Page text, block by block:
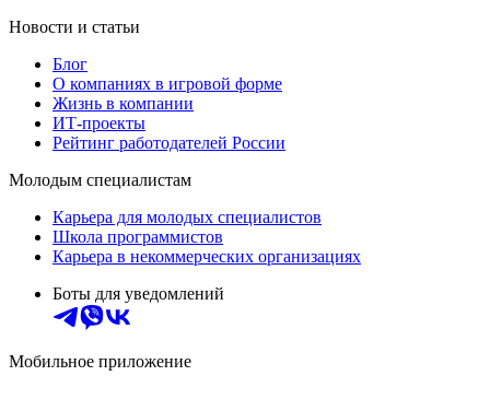
Новости и статьи
Блог
О компаниях в игровой форме
Жизнь в компании
ИТ-проекты
Рейтинг работодателей России
Молодым специалистам
Карьера для молодых специалистов
Школа программистов
Карьера в некоммерческих организациях
Боты для уведомлений
Мобильное приложение